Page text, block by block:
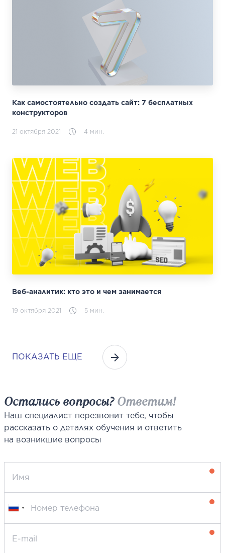
Как самостоятельно создать сайт: 7 бесплатных
конструкторов
21 октября 2021 4 мин.
Веб-аналитик: кто это и чем занимается
19 октября 2021 5 мин.
ПОКАЗАТЬ ЕЩЕ
Остались вопросы?Ответим!
Наш специалист перезвонит тебе, чтобы
рассказать о деталях обучения и ответить
на возникшие вопросы